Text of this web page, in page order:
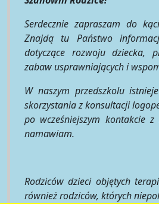
Serdecznie zapraszam do
Znajdą tu Państwo
dotyczące rozwoju dziecka,
zabaw usprawniających i
W naszym przedszkolu
skorzystania z konsultacji
po wcześniejszym kontakcie
namawiam.
Rodziców dzieci objętych
również rodziców, których